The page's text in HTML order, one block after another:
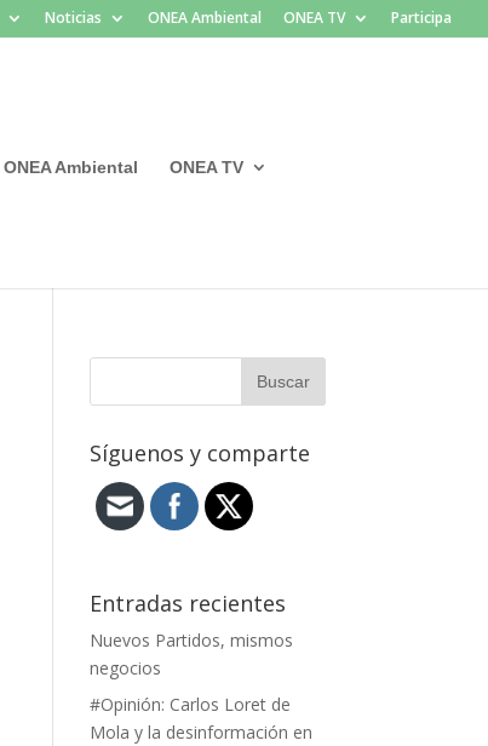
Noticias ONEA Ambiental ONEA TV Participa
ONEA Ambiental ONEA TV
Síguenos y comparte
Entradas recientes
Nuevos Partidos, mismos
negocios
#Opinión: Carlos Loret de
Mola y la desinformación en